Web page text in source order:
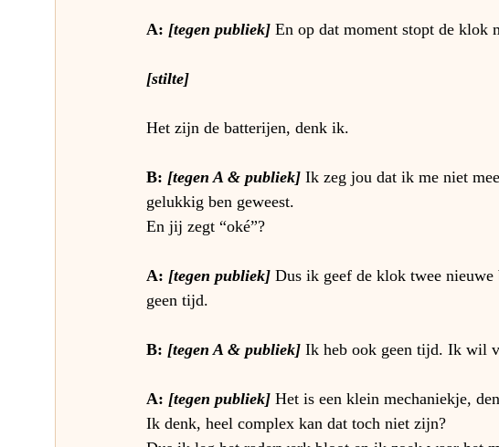
A: [tegen publiek] En op dat moment stopt de klok
[stilte]
Het zijn de batterijen, denk ik.
B: [tegen A & publiek] Ik zeg jou dat ik me niet
gelukkig ben geweest.
En jij zegt “oké”?
A: [tegen publiek] Dus ik geef de klok twee
geen tijd.
B: [tegen A & publiek] Ik heb ook geen tijd. Ik wil
A: [tegen publiek] Het is een klein mechaniekje,
Ik denk, heel complex kan dat toch niet zijn?